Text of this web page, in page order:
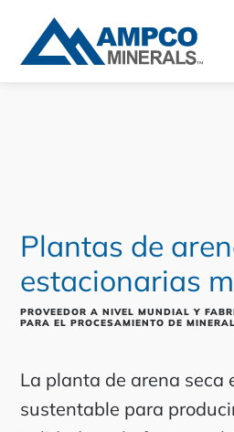
contenido
Plantas de
estacionarias
PROVEEDOR A NIVEL MUNDIAL Y
PARA EL PROCESAMIENTO DE
La planta de arena seca
sustentable para